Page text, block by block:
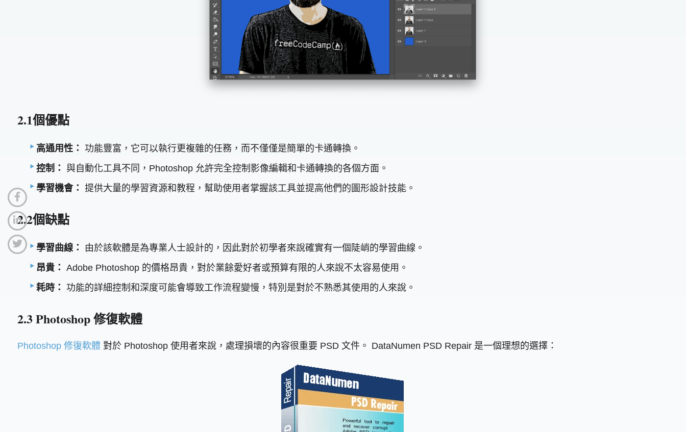
2.1個優點
高通用性： 功能豐富，它可以執行更複雜的任務，而不僅僅是簡單的卡通轉換。
控制： 與自動化工具不同，Photoshop 允許完全控制影像編輯和卡通轉換的各個方面。
學習機會： 提供大量的學習資源和教程，幫助使用者掌握該工具並提高他們的圖形設計技能。
2.2個缺點
學習曲線：
由於該軟體是為專業人士設計的，因此對於初學者來說確實有一個陡峭的學習曲線。
昂貴： Adobe Photoshop 的價格昂貴，對於業餘愛好者或預算有限的人來說不太容易使用。
耗時： 功能的詳細控制和深度可能會導致工作流程變慢，特別是對於不熟悉其使用的人來說。
2.3 Photoshop 修復軟體
Photoshop 修復軟體 對於 Photoshop 使用者來說，處理損壞的內容很重要 PSD 文件。 DataNumen PSD Repair 是一個理想的選擇：